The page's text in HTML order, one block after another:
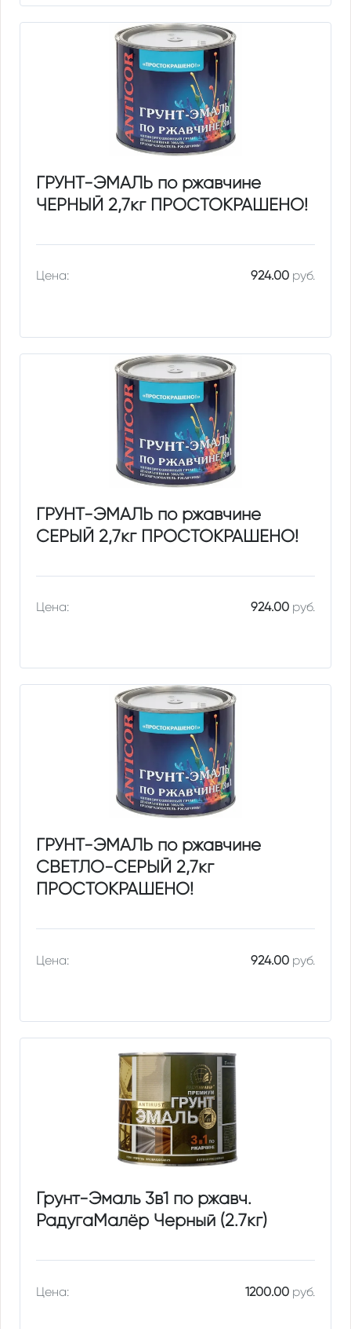
ГРУНТ-ЭМАЛЬ по ржавчине
ЧЕРНЫЙ 2,7кг ПРОСТОКРАШЕНО!
Цена: 924.00руб.
ГРУНТ-ЭМАЛЬ по ржавчине
СЕРЫЙ 2,7кг ПРОСТОКРАШЕНО!
Цена: 924.00руб.
ГРУНТ-ЭМАЛЬ по ржавчине
СВЕТЛО-СЕРЫЙ 2,7кг
ПРОСТОКРАШЕНО!
Цена: 924.00руб.
Грунт-Эмаль 3в1 по ржавч.
РадугаМалёр Черный (2.7кг)
Цена: 1200.00руб.